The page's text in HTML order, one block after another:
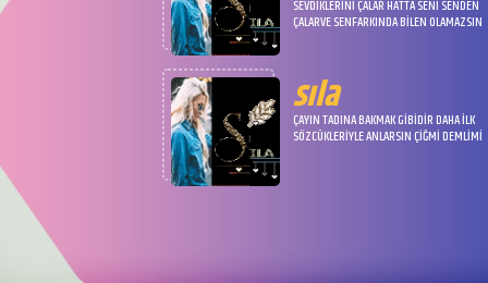
SEVDİKLERİNİ ÇALAR HATTA SENİ SENDEN
ÇALARVE SENFARKINDA BİLEN OLAMAZSIN
sıla
ÇAYIN TADINA BAKMAK GİBİDİR DAHA İLK
SÖZCÜKLERİYLE ANLARSIN ÇİĞMİ DEMLİMİ